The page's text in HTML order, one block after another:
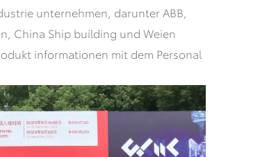
unternehmen, darunter ABB,
China Ship building und Weien
informationen mit dem Personal